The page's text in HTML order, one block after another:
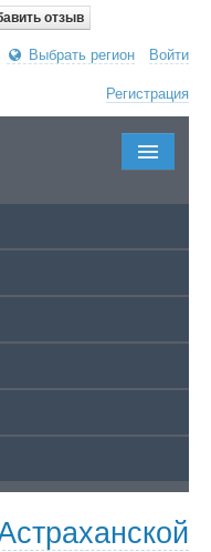
отзыв
Выбрать регион Войти
Регистрация